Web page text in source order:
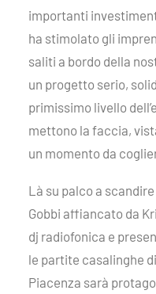
importanti
ha stimolato gli
saliti a bordo della
un progetto serio,
primissimo livello
mettono la faccia,
un momento da
Là su palco a
Gobbi affiancato da
dj radiofonica e
le partite casalinghe
Piacenza sarà